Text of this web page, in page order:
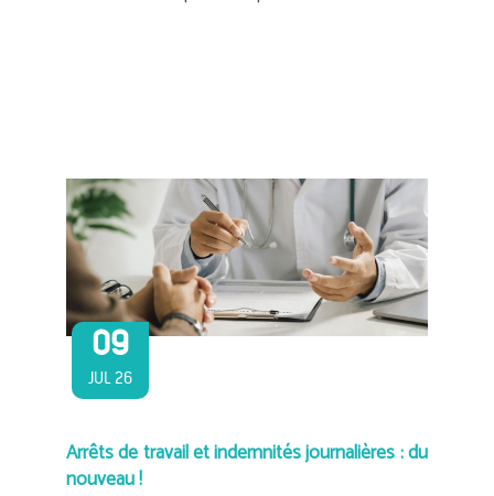
09
JUL 26
Arrêts de travail et indemnités journalières : du
nouveau !